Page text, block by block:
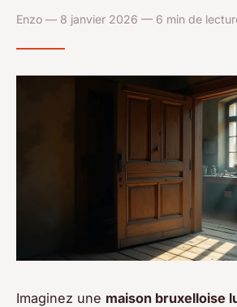
Enzo — 8 janvier 2026 — 6 min de
Imaginez une maison bruxelloise